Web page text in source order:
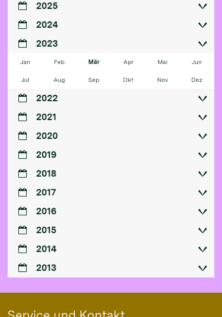
2025
2024
2023
Jan Feb Mär Apr Mai Jun
Jul Aug Sep Okt Nov Dez
2022
2021
2020
2019
2018
2017
2016
2015
2014
2013